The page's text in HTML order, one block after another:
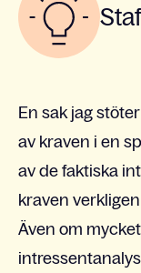
En sak jag
av kraven i en
av de faktiska
kraven
Även om